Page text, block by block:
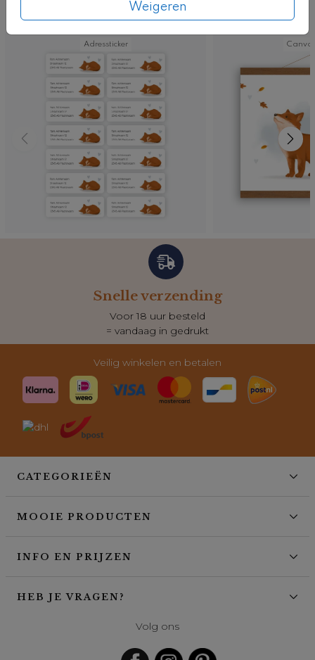
Weigeren
Nog meer in deze stijl
Adressticker
Snelle verzending
Voor 18 uur besteld
= vandaag in gedrukt
Veilig winkelen en betalen
CATEGORIEËN
MOOIE PRODUCTEN
INFO EN PRIJZEN
HEB JE VRAGEN?
Volg ons